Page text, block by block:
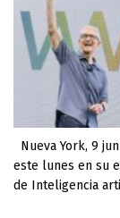
Nueva York, 9
este lunes en su
de Inteligencia